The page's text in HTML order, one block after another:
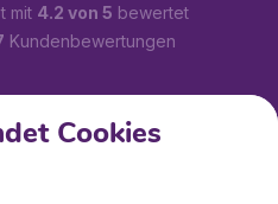
mit 4.2 von 5 bewertet
Kundenbewertungen
Cookies